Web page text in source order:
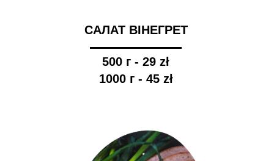
500 г - 29 zł
1000 г - 45 zł
САЛАТ ВІНЕГРЕТ